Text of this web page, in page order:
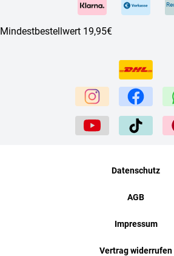
Mindestbestellwert 19,95€
Datenschutz
AGB
Impressum
Vertrag widerrufen